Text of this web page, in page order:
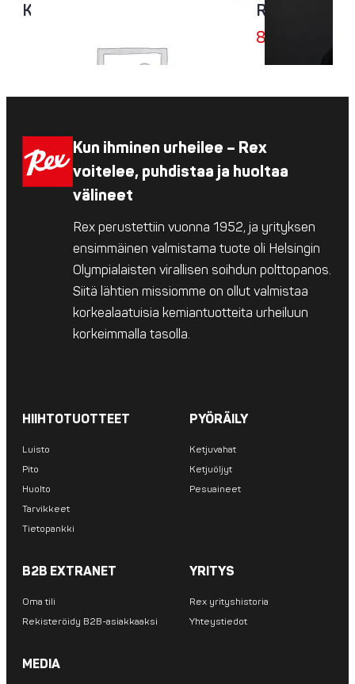
KING Race hiihtohanska
Rex Bike
85,00
Kun ihminen urheilee – Rex
voitelee, puhdistaa ja huoltaa
välineet
Rex perustettiin vuonna 1952, ja yrityksen
ensimmäinen valmistama tuote oli Helsingin
Olympialaisten virallisen soihdun polttopanos.
Siitä lähtien missiomme on ollut valmistaa
korkealaatuisia kemiantuotteita urheiluun
korkeimmalla tasolla.
HIIHTOTUOTTEET
Luisto
Pito
Huolto
Tarvikkeet
Tietopankki
PYÖRÄILY
Ketjuvahat
Ketjuöljyt
Pesuaineet
B2B EXTRANET
Oma tili
Rekisteröidy B2B-asiakkaaksi
YRITYS
Rex yrityshistoria
Yhteystiedot
MEDIA